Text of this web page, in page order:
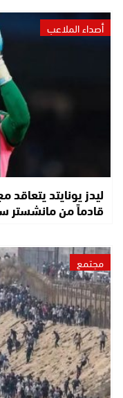
أصداء الملاعب
ليدز يونايتد
قادماً من مانشستر
مجتمع